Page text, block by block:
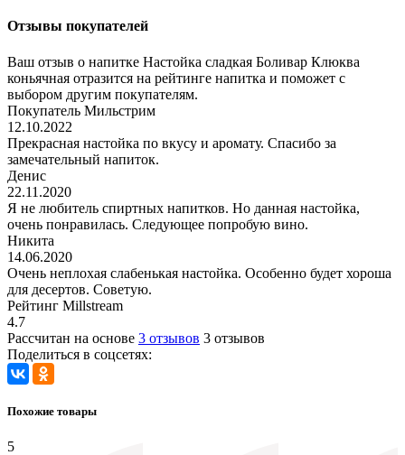
Отзывы покупателей
Ваш отзыв о напитке Настойка сладкая Боливар Клюква
коньячная отразится на рейтинге напитка и поможет с
выбором другим покупателям.
Покупатель Мильстрим
12.10.2022
Прекрасная настойка по вкусу и аромату. Спасибо за
замечательный напиток.
Денис
22.11.2020
Я не любитель спиртных напитков. Но данная настойка,
очень понравилась. Следующее попробую вино.
Никита
14.06.2020
Очень неплохая слабенькая настойка. Особенно будет хороша
для десертов. Советую.
Рейтинг Millstream
4.7
Рассчитан на основе 3 отзывов 3 отзывов
Поделиться в соцсетях:
Похожие товары
5